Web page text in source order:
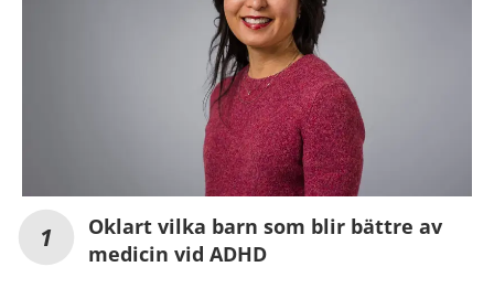
Oklart vilka barn som blir bättre av
medicin vid ADHD